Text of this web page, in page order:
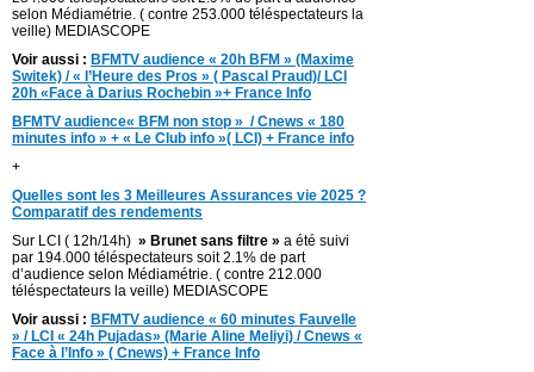
selon Médiamétrie. ( contre 253.000 téléspectateurs la
veille) MEDIASCOPE
Voir aussi : BFMTV audience « 20h BFM » (Maxime
Switek) / « l’Heure des Pros » ( Pascal Praud)/ LCI
20h «Face à Darius Rochebin »+ France Info
BFMTV audience« BFM non stop » / Cnews « 180
minutes info » + « Le Club info »( LCI) + France info
+
Quelles sont les 3 Meilleures Assurances vie 2025 ?
Comparatif des rendements
Sur LCI ( 12h/14h) » Brunet sans filtre » a été suivi
par 194.000 téléspectateurs soit 2.1% de part
d’audience selon Médiamétrie. ( contre 212.000
téléspectateurs la veille) MEDIASCOPE
Voir aussi : BFMTV audience « 60 minutes Fauvelle
» / LCI « 24h Pujadas» (Marie Aline Meliyi) / Cnews «
Face à l’Info » ( Cnews) + France Info